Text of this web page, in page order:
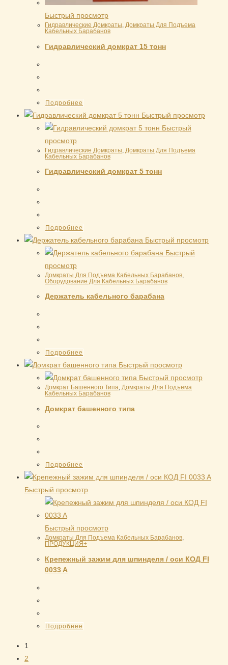
Быстрый просмотр
Гидравлические Домкраты, Домкраты Для Подъема
Кабельных Барабанов
Гидравлический домкрат 15 тонн
Подробнее
Быстрый просмотр
Быстрый
просмотр
Гидравлические Домкраты Домкраты Для Подъема
Кабельных Барабанов
Гидравлический домкрат 5 тонн
Подробнее
Быстрый просмотр
Быстрый
просмотр
Домкраты Для Подъема Кабельных Барабанов,
Оборудование Для Кабельных Барабанов
Держатель кабельного барабана
Подробнее
Быстрый просмотр
Быстрый просмотр
Домкрат Башенного Типа, Домкраты Для Подъема
Кабельных Барабанов
Домкрат башенного типа
Подробнее
Быстрый просмотр
Быстрый просмотр
Домкраты Для Подъема Кабельных Барабанов,
ПРОДУКЦИЯ+
Крепежный зажим для шпинделя / оси КОД FI
0033 A
Подробнее
1
2